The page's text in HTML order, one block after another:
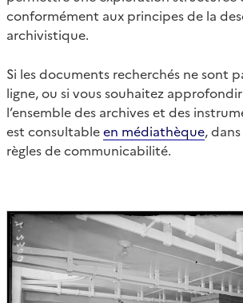
conformément aux principes de la
archivistique.
Si les documents recherchés ne sont
ligne, ou si vous souhaitez
l’ensemble des archives et des
est consultableen médiathèque,
règles de communicabilité.